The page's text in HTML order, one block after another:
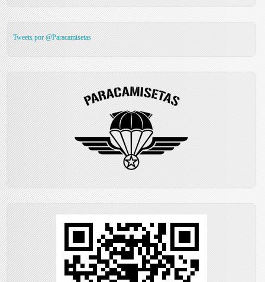
Tweets por @Paracamisetas